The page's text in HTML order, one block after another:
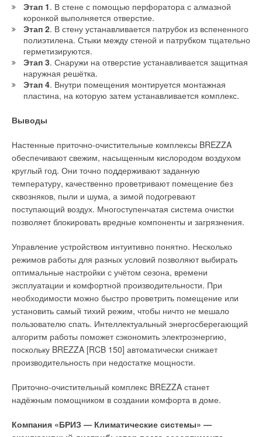
Этап 1. В стене с помощью перфоратора с алмазной
коронкой выполняется отверстие.
Этап 2. В стену устанавливается патрубок из вспененного
полиэтилена. Стыки между стеной и патрубком тщательно
герметизируются.
Этап 3. Снаружи на отверстие устанавливается защитная
наружная решётка.
Этап 4. Внутри помещения монтируется монтажная
пластина, на которую затем устанавливается комплекс.
Выводы
Настенные приточно-очистительные комплексы BREZZA
обеспечивают свежим, насыщенным кислородом воздухом
круглый год. Они точно поддерживают заданную
температуру, качественно проветривают помещение без
сквозняков, пыли и шума, а зимой подогревают
поступающий воздух. Многоступенчатая система очистки
позволяет блокировать вредные компоненты и загрязнения.
Управление устройством интуитивно понятно. Несколько
режимов работы для разных условий позволяют выбирать
оптимальные настройки с учётом сезона, времени
эксплуатации и комфортной производительности. При
необходимости можно быстро проветрить помещение или
установить самый тихий режим, чтобы ничто не мешало
пользователю спать. Интеллектуальный энергосберегающий
алгоритм работы поможет сэкономить электроэнергию,
поскольку BREZZA [RCB 150] автоматически снижает
производительность при недостатке мощности.
Приточно-очистительный комплекс BREZZA станет
надёжным помощником в создании комфорта в доме.
Компания «БРИЗ — Климатические системы» —
Теплоутилизаторы
Помимо привычного решения утилизации тепла за счёт
теплообменников с промежуточным гликолевым
теплоносителем, компания WOLF предлагает роторный
регенератор тепла с запатентованной конструкцией.
Лабиринтное уплотнение SuperSeal (фото 8) позволяет
снизить уровень протечки из вытяжной части в приточную
Вентиляторы
Применяются вентиляторы с прямой посадкой рабочего
колеса на вал. Пол свободный и поддерживает влажную